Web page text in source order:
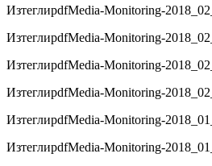
ИзтеглиpdfMedia-Monitoring-
ИзтеглиpdfMedia-Monitoring-
ИзтеглиpdfMedia-Monitoring-
ИзтеглиpdfMedia-Monitoring-
ИзтеглиpdfMedia-Monitoring-
ИзтеглиpdfMedia-Monitoring-